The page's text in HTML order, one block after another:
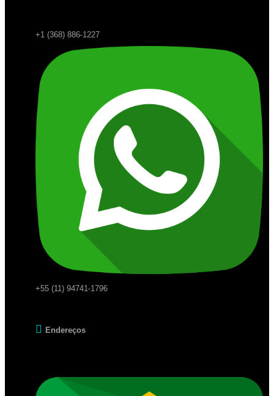
+1 (368) 886-1227
+55 (11) 94741-1796
Endereços